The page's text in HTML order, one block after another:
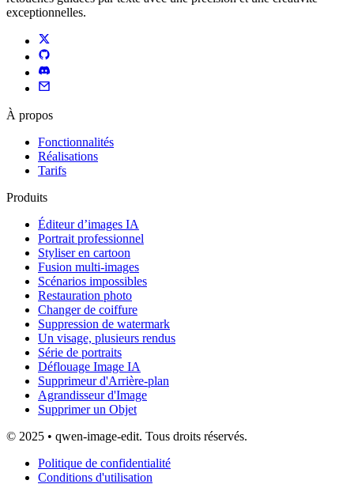
exceptionnelles.
À propos
Fonctionnalités
Réalisations
Tarifs
Produits
Éditeur d’images IA
Portrait professionnel
Styliser en cartoon
Fusion multi-images
Scénarios impossibles
Restauration photo
Changer de coiffure
Suppression de watermark
Un visage, plusieurs rendus
Série de portraits
Déflouage Image IA
Supprimeur d'Arrière-plan
Agrandisseur d'Image
Supprimer un Objet
© 2025 • qwen-image-edit. Tous droits réservés.
Politique de confidentialité
Conditions d'utilisation